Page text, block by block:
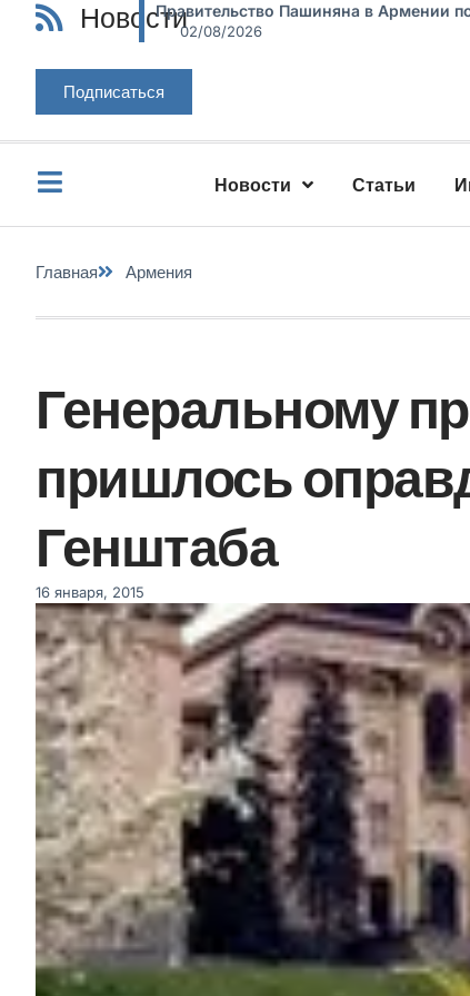
НовостиПравительство Пашиняна в Армении
02/08/2026
Подписаться
Новости Статьи
Главная Армения
Генеральному
пришлось
Генштаба
16 января, 2015